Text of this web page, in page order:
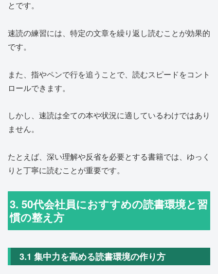
とです。
速読の練習には、特定の文章を繰り返し読むことが効果的
です。
また、指やペンで行を追うことで、読むスピードをコント
ロールできます。
しかし、速読は全ての本や状況に適しているわけではあり
ません。
たとえば、深い理解や反省を必要とする書籍では、ゆっく
りと丁寧に読むことが重要です。
3. 50代会社員におすすめの読書環境と習
慣の整え方
3.1 集中力を高める読書環境の作り方